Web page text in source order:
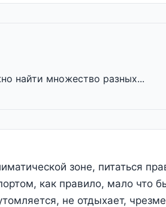
найти множество разных...
зоне, питаться
как правило, мало что
не отдыхает,